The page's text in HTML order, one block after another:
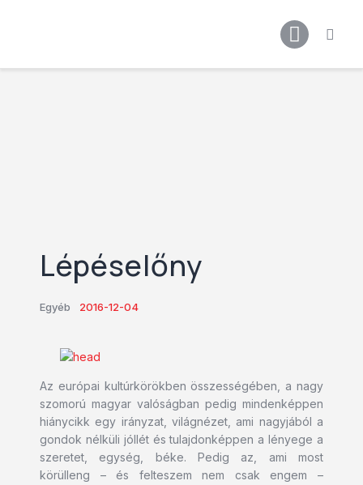
Lépéselőny
Egyéb 2016-12-04
Az európai kultúrkörökben összességében, a nagy
szomorú magyar valóságban pedig mindenképpen
hiánycikk egy irányzat, világnézet, ami nagyjából a
gondok nélküli jóllét és tulajdonképpen a lényege a
szeretet, egység, béke. Pedig az, ami most
körülleng – és felteszem nem csak engem –